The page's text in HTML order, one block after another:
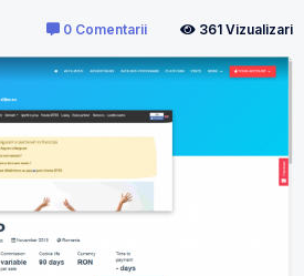
0 Comentarii 361 Vizualizari